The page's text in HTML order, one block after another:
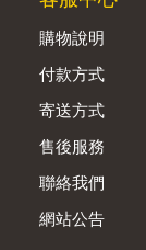
購物說明
付款方式
寄送方式
售後服務
聯絡我們
網站公告